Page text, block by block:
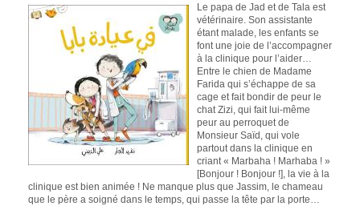
Le papa de Jad et de Tala est
vétérinaire. Son assistante
étant malade, les enfants se
font une joie de l’accompagner
à la clinique pour l’aider…
Entre le chien de Madame
Farida qui s’échappe de sa
cage et fait bondir de peur le
chat Zizi, qui fait lui-même
peur au perroquet de
Monsieur Saïd, qui vole
partout dans la clinique en
criant « Marbaha ! Marhaba ! »
[Bonjour ! Bonjour !], la vie à la
clinique est bien animée ! Ne manque plus que Jassim, le chameau
que le père a soigné dans le temps, qui passe la tête par la porte…